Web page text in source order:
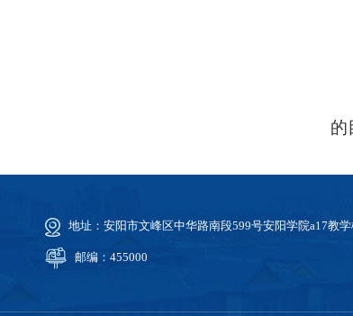
的
地址：安阳市文峰区中华路南段599号安阳学院a17教学
邮编：455000